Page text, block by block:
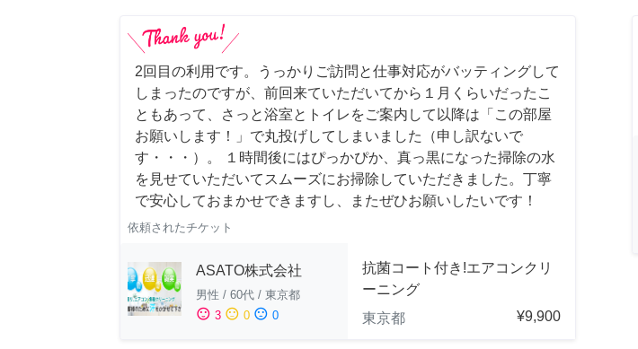
2回目の利用です。うっかりご訪問と仕事対応がバッティングして
しまったのですが、前回来ていただいてから１月くらいだったこ
ともあって、さっと浴室とトイレをご案内して以降は「この部屋
お願いします！」で丸投げしてしまいました（申し訳ないで
す・・・）。 １時間後にはぴっかぴか、真っ黒になった掃除の水
を見せていただいてスムーズにお掃除していただきました。丁寧
で安心しておまかせできますし、またぜひお願いしたいです！
依頼されたチケット
ASATO株式会社
男性 / 60代 / 東京都
sentiment_satisfied 3 sentiment_neutral 0 sentiment_dissatisfied 0
抗菌コート付き!エアコンクリ
ーニング
東京都
¥9,900